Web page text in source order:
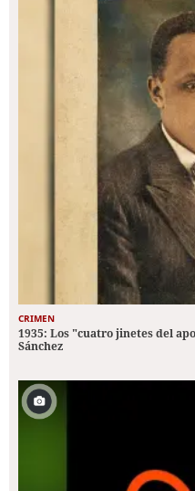
CRIMEN
1935: Los "cuatro jinetes del
Sánchez